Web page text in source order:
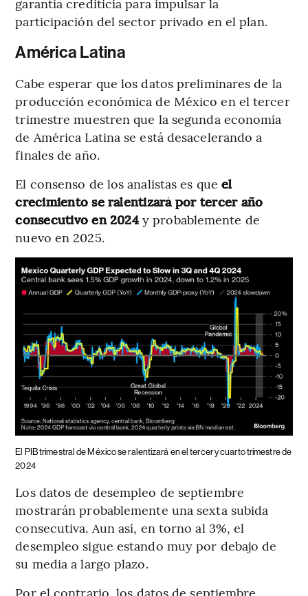
participación del sector privado en el plan.
América Latina
Cabe esperar que los datos preliminares de la
producción económica de México en el tercer
trimestre muestren que la segunda economía
de América Latina se está desacelerando a
finales de año.
El consenso de los analistas es que el
crecimiento se ralentizará por tercer año
consecutivo en 2024y probablemente de
nuevo en 2025.
El PIB trimestral de México se ralentizará en el tercer y cuarto trimestre de
2024
Los datos de desempleo de septiembre
mostrarán probablemente una sexta subida
consecutiva. Aun así, en torno al 3%, el
desempleo sigue estando muy por debajo de
su media a largo plazo.
Por el contrario, los datos de septiembre